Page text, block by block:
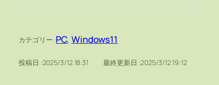
カテゴリー :PC, Windows11
投稿日 :2025/3/12 18:31 最終更新日 :2025/3/12 19:12